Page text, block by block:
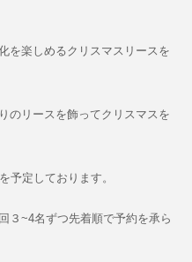
を楽しめるクリスマスリースを
のリースを飾ってクリスマスを
予定しております。
３~4名ずつ先着順で予約を承ら